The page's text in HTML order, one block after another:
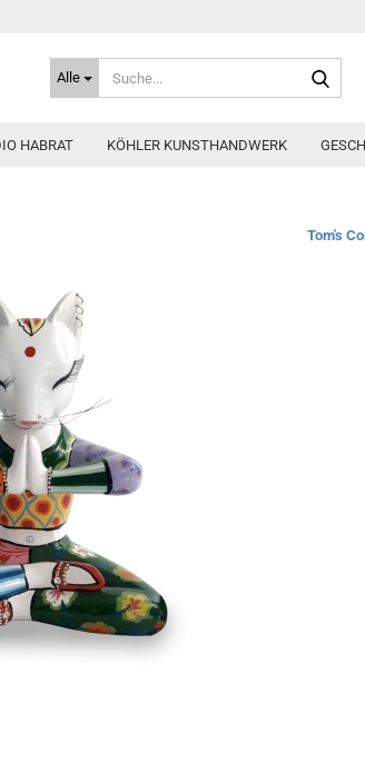
Alle
HABRAT KÖHLER KUNSTHANDWERK
Tom's